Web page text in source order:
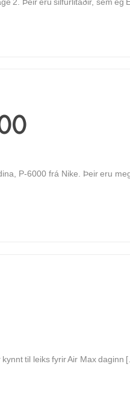
2. Þeir eru silfurlitaðir, sem ég
P-6000 frá Nike. Þeir eru
til leiks fyrir Air Max daginn